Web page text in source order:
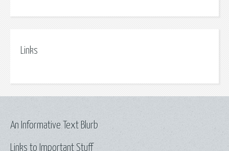
Links
Links to Important Stuff
An Informative Text Blurb